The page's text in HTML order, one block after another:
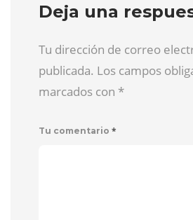
Deja una
Tu dirección de correo
publicada. Los campos
marcados con *
Tu comentario *